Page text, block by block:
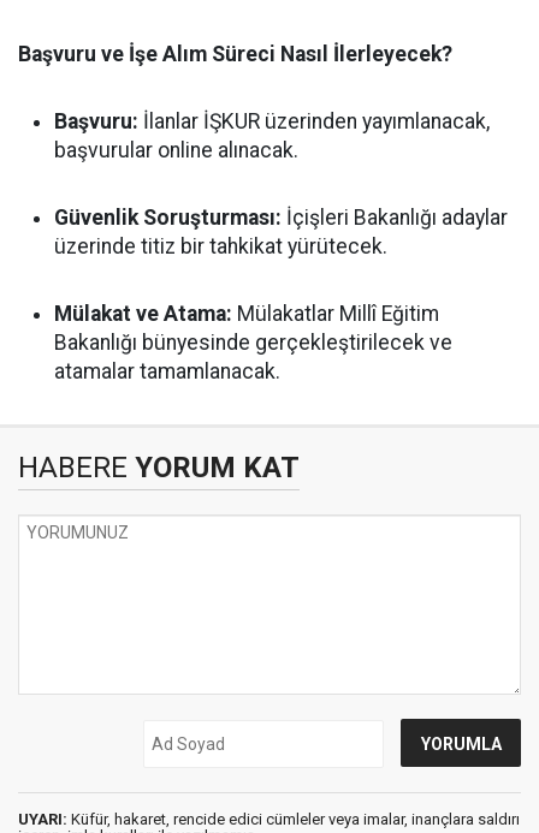
Başvuru ve İşe Alım Süreci Nasıl İlerleyecek?
Başvuru: İlanlar İŞKUR üzerinden yayımlanacak,
başvurular online alınacak.
Güvenlik Soruşturması: İçişleri Bakanlığı adaylar
üzerinde titiz bir tahkikat yürütecek.
Mülakat ve Atama: Mülakatlar Millî Eğitim
Bakanlığı bünyesinde gerçekleştirilecek ve
atamalar tamamlanacak.
HABERE YORUM KAT
UYARI: Küfür, hakaret, rencide edici cümleler veya imalar, inançlara saldırı